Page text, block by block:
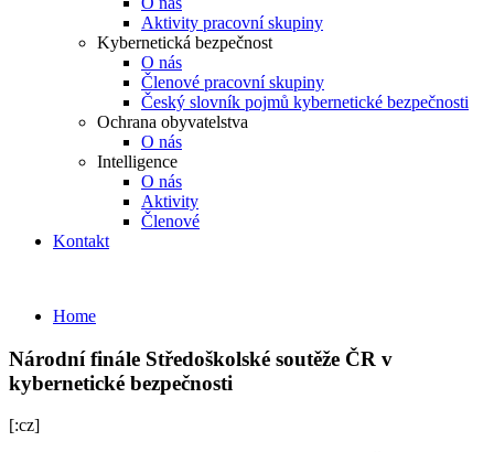
Aktivity pracovní skupiny
Kybernetická bezpečnost
O nás
Členové pracovní skupiny
Český slovník pojmů kybernetické bezpečnosti
Ochrana obyvatelstva
O nás
Intelligence
O nás
Aktivity
Členové
Kontakt
Home
Národní finále Středoškolské soutěže ČR v
kybernetické bezpečnosti
[:cz]